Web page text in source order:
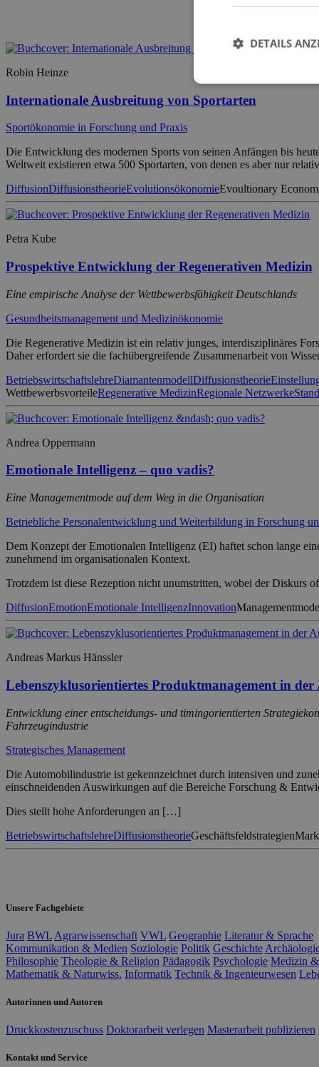
Robin Heinze
Internationale Ausbreitung von Sportarten
Sportökonomie in Forschung und Praxis
Die Entwicklung des modernen Sports von seinen Anfängen bis
Weltweit existieren etwa 500 Sportarten, von denen es aber nur
DiffusionDiffusionstheorieEvolutionsökonomieEvoultionary
Petra Kube
Prospektive Entwicklung der Regenerativen Medizin
Eine empirische Analyse der Wettbewerbsfähigkeit Deutschlands
Gesundheitsmanagement und Medizinökonomie
Die Regenerative Medizin ist ein relativ junges, interdisziplinäres
Daher erfordert sie die fachübergreifende Zusammenarbeit von
BetriebswirtschaftslehreDiamantenmodellDiffusionstheorie
WettbewerbsvorteileRegenerative MedizinRegionale Netzwerke
Andrea Oppermann
Emotionale Intelligenz – quo vadis?
Eine Managementmode auf dem Weg in die Organisation
Betriebliche Personalentwicklung und Weiterbildung in Forschung
Dem Konzept der Emotionalen Intelligenz (EI) haftet schon lange
zunehmend im organisationalen Kontext.
Trotzdem ist diese Rezeption nicht unumstritten, wobei der Diskurs
DiffusionEmotionEmotionale IntelligenzInnovationManagementmode
Andreas Markus Hänssler
Lebenszyklusorientiertes Produktmanagement in
Entwicklung einer entscheidungs- und timingorientierten
Fahrzeugindustrie
Strategisches Management
Die Automobilindustrie ist gekennzeichnet durch intensiven und
einschneidenden Auswirkungen auf die Bereiche Forschung &
Dies stellt hohe Anforderungen an […]
BetriebswirtschaftslehreDiffusionstheorieGeschäftsfeldstrategien
Unsere Fachgebiete
Jura BWL Agrarwissenschaft VWL Geographie Literatur & Sprache
Kommunikation & Medien Soziologie Politik Geschichte
Philosophie Theologie & Religion Pädagogik Psychologie Medizin
Mathematik & Naturwiss. Informatik Technik & Ingenieurwesen
Autorinnen und Autoren
Druckkostenzuschuss Doktorarbeit verlegen Masterarbeit publizieren
Kontakt und Service
DETAILS